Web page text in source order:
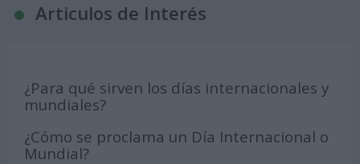
Articulos de Interés
¿Para qué sirven los días internacionales y
mundiales?
¿Cómo se proclama un Día Internacional o
Mundial?